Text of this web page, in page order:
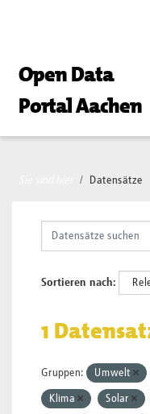
Open Data
Portal Aachen
Datensätze
Sortieren nach
1
Gruppen: Umwelt
Klima Solar